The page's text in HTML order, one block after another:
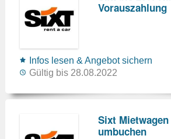
Vorauszahlung
Infos lesen & Angebot sichern
Gültig bis 28.08.2022
Sixt
umbuchen